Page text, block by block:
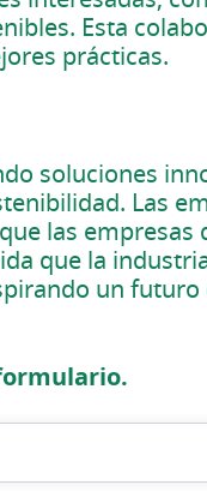
Esta
prácticas.
soluciones
Las
las empresas
que la
un futuro